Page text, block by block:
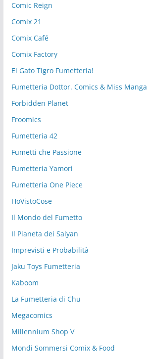
Comic Reign
Comix 21
Comix Café
Comix Factory
El Gato Tigro Fumetteria!
Fumetteria Dottor. Comics & Miss Manga
Forbidden Planet
Froomics
Fumetteria 42
Fumetti che Passione
Fumetteria Yamori
Fumetteria One Piece
HoVistoCose
Il Mondo del Fumetto
Il Pianeta dei Saiyan
Imprevisti e Probabilità
Jaku Toys Fumetteria
Kaboom
La Fumetteria di Chu
Megacomics
Millennium Shop V
Mondi Sommersi Comix & Food